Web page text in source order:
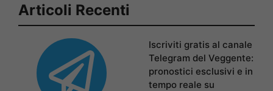
Articoli Recenti
Iscriviti gratis al canale
Telegram del Veggente:
pronostici esclusivi e in
tempo reale su